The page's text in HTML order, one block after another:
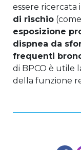
essere ricercata
di rischio (come
esposizione
dispnea da
frequenti
di BPCO è utile
della funzione